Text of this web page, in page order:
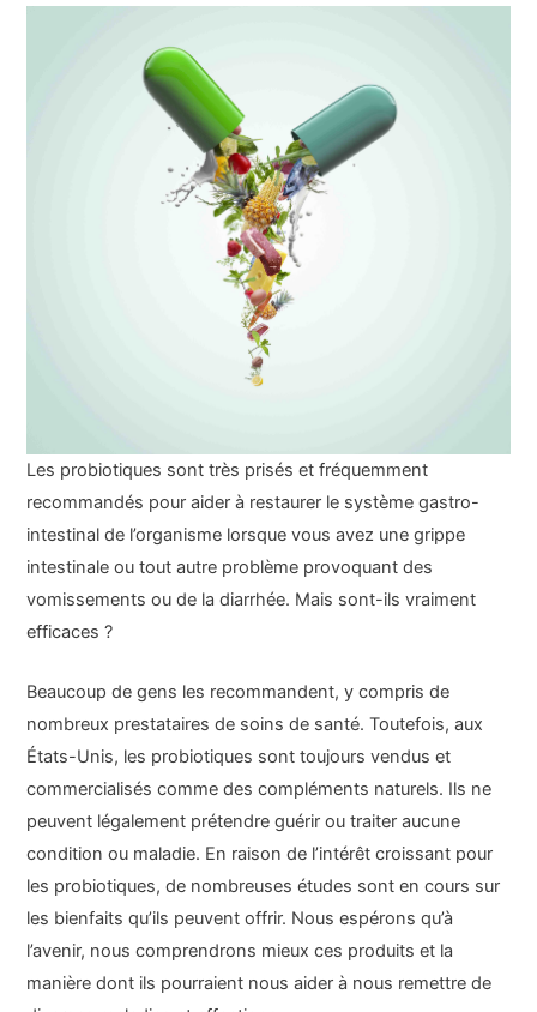
Les probiotiques sont très prisés et fréquemment
recommandés pour aider à restaurer le système gastro-
intestinal de l’organisme lorsque vous avez une grippe
intestinale ou tout autre problème provoquant des
vomissements ou de la diarrhée. Mais sont-ils vraiment
efficaces ?
Beaucoup de gens les recommandent, y compris de
nombreux prestataires de soins de santé. Toutefois, aux
États-Unis, les probiotiques sont toujours vendus et
commercialisés comme des compléments naturels. Ils ne
peuvent légalement prétendre guérir ou traiter aucune
condition ou maladie. En raison de l’intérêt croissant pour
les probiotiques, de nombreuses études sont en cours sur
les bienfaits qu’ils peuvent offrir. Nous espérons qu’à
l’avenir, nous comprendrons mieux ces produits et la
manière dont ils pourraient nous aider à nous remettre de